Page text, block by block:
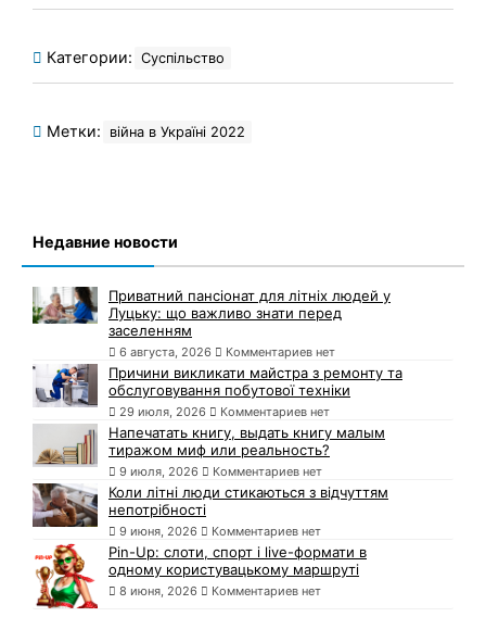
Категории: Суспільство
Метки: війна в Україні 2022
Недавние новости
Приватний пансіонат для літніх людей у
Луцьку: що важливо знати перед
заселенням
6 августа, 2026 Комментариев нет
Причини викликати майстра з ремонту та
обслуговування побутової техніки
29 июля, 2026 Комментариев нет
Напечатать книгу, выдать книгу малым
тиражом миф или реальность?
9 июля, 2026 Комментариев нет
Коли літні люди стикаються з відчуттям
непотрібності
9 июня, 2026 Комментариев нет
Pin-Up: слоти, спорт і live-формати в
одному користувацькому маршруті
8 июня, 2026 Комментариев нет